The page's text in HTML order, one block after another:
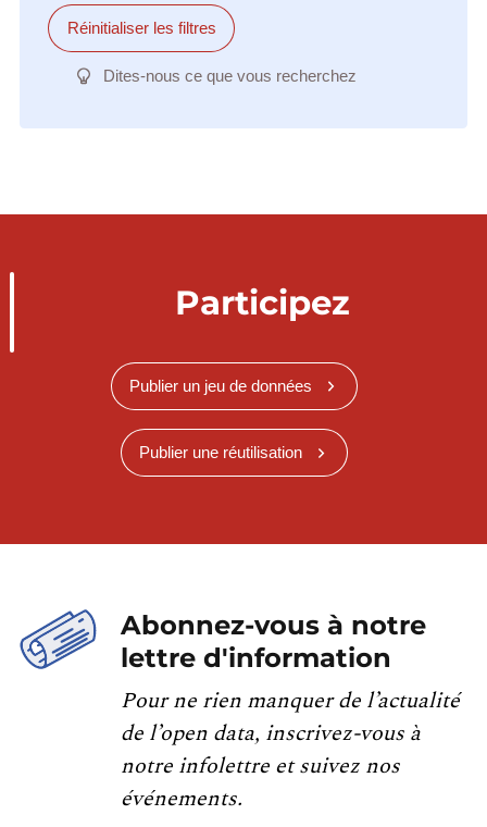
Réinitialiser les filtres
Dites-nous ce que vous recherchez
Participez
Publier un jeu de données
Publier une réutilisation
Abonnez-vous à notre
lettre d'information
Pour ne rien manquer de l’actualité
de l’open data, inscrivez-vous à
notre infolettre et suivez nos
événements.